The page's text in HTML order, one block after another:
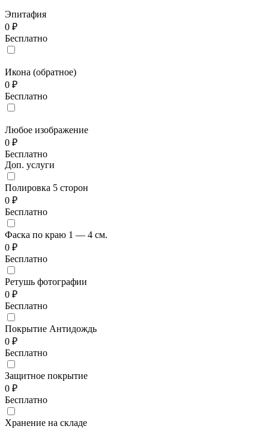
Эпитафия
0 ₽
Бесплатно
Икона (обратное)
0 ₽
Бесплатно
Любое изображение
0 ₽
Бесплатно
Доп. услуги
Полировка 5 сторон
0 ₽
Бесплатно
Фаска по краю 1 — 4 см.
0 ₽
Бесплатно
Ретушь фотографии
0 ₽
Бесплатно
Покрытие Антидождь
0 ₽
Бесплатно
Защитное покрытие
0 ₽
Бесплатно
Хранение на складе